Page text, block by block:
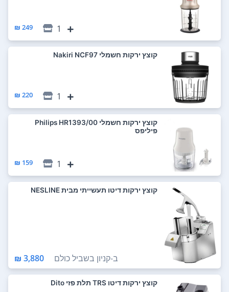
1
249 ₪
‏קוצץ ירקות חשמלי Nakiri NCF97
1
220 ₪
‏קוצץ ירקות חשמלי Philips HR1393/00
פיליפס
1
159 ₪
קוצץ ירקות דיטו תעשייתי מבית NESLINE
ב-קניון בשביל כולם 3,880 ₪
קוצץ ירקות דיטו TRS תלת פזי Dito